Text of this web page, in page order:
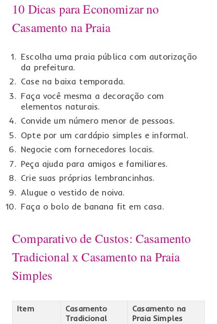
10 Dicas para Economizar no
Casamento na Praia
Escolha uma praia pública com autorização
da prefeitura.
Case na baixa temporada.
Faça você mesma a decoração com
elementos naturais.
Convide um número menor de pessoas.
Opte por um cardápio simples e informal.
Negocie com fornecedores locais.
Peça ajuda para amigos e familiares.
Crie suas próprias lembrancinhas.
Alugue o vestido de noiva.
Faça o bolo de banana fit em casa.
Comparativo de Custos: Casamento
Tradicional x Casamento na Praia
Simples
Item
Casamento
Tradicional
Casamento na
Praia Simples